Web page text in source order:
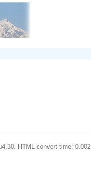
HTML convert time: